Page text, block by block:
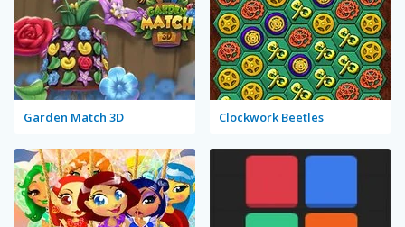
Garden Match 3D Clockwork Beetles